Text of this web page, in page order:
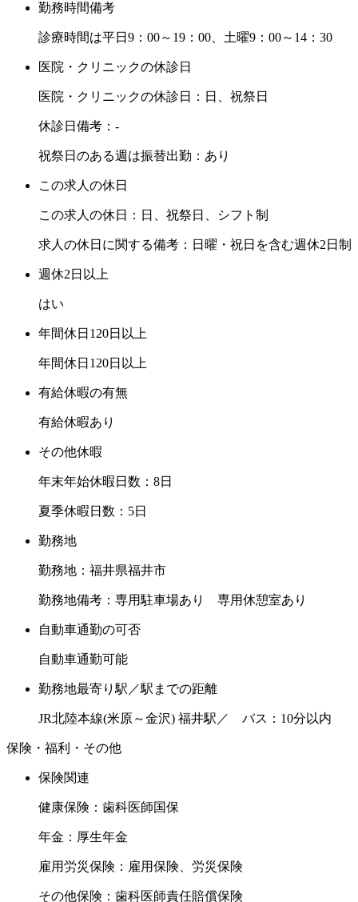
勤務時間備考
診療時間は平日9：00～19：00、土曜9：00～14：30
医院・クリニックの休診日
医院・クリニックの休診日：日、祝祭日
休診日備考：-
祝祭日のある週は振替出勤：あり
この求人の休日
この求人の休日：日、祝祭日、シフト制
求人の休日に関する備考：日曜・祝日を含む週休2日制
週休2日以上
はい
年間休日120日以上
年間休日120日以上
有給休暇の有無
有給休暇あり
その他休暇
年末年始休暇日数：8日
夏季休暇日数：5日
勤務地
勤務地：福井県福井市
勤務地備考：専用駐車場あり 専用休憩室あり
自動車通勤の可否
自動車通勤可能
勤務地最寄り駅／駅までの距離
JR北陸本線(米原～金沢) 福井駅／ バス：10分以内
保険・福利・その他
保険関連
健康保険：歯科医師国保
年金：厚生年金
雇用労災保険：雇用保険、労災保険
その他保険：歯科医師責任賠償保険